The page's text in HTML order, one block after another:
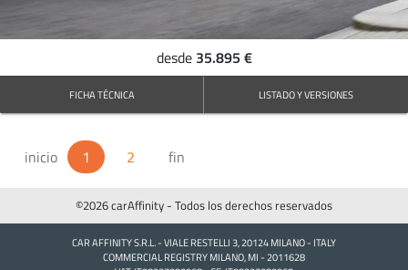
desde 35.895 €
FICHA TÉCNICA LISTADO Y VERSIONES
inicio 1 (Actual)
2 fin
©2026 carAffinity - Todos los derechos reservados
CAR AFFINITY S.R.L. - VIALE RESTELLI 3, 20124 MILANO - ITALY
COMMERCIAL REGISTRY MILANO, MI - 2011628